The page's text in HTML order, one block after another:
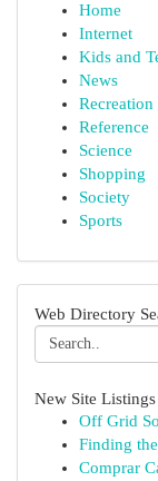
Home
Internet
Kids and
News
Recreation
Reference
Science
Shopping
Society
Sports
Web Directory
New Site Listings
Off Grid
Finding
Comprar